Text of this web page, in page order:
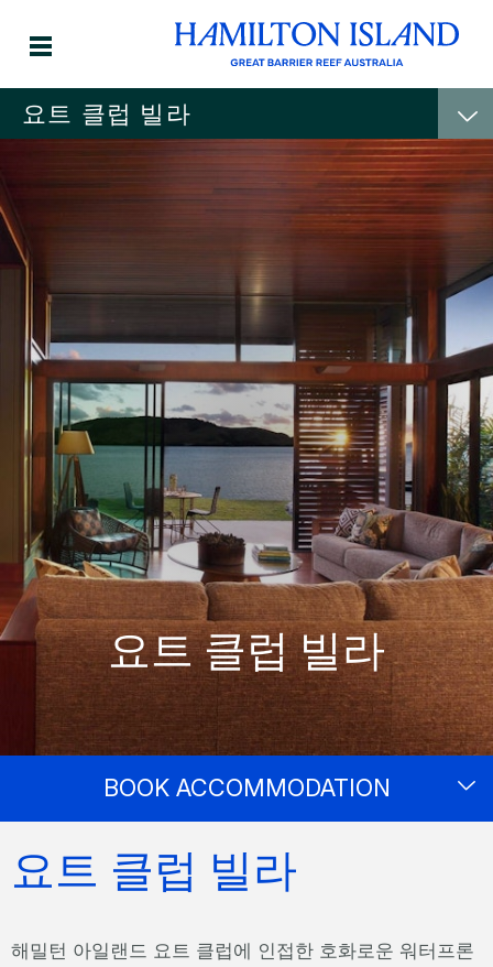
요트 클럽 빌라
요트 클럽 빌라
BOOK ACCOMMODATION
요트 클럽 빌라
해밀턴 아일랜드 요트 클럽에 인접한 호화로운 워터프론